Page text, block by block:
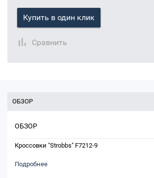
Купить в один клик
Сравнить
ОБЗОР
ОБЗОР
Кроссовки "Strobbs" F7212-9
Подробнее